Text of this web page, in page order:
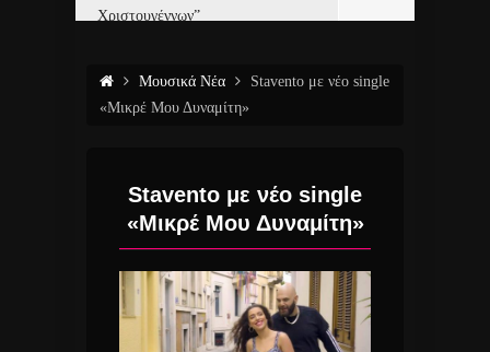
Χριστουγέννων”
Μουσικά Νέα
Stavento με νέο single
«Μικρέ Μου Δυναμίτη»
Stavento με νέο single
«Μικρέ Μου Δυναμίτη»